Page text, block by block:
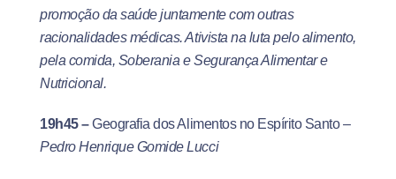
promoção da saúde juntamente com outras
racionalidades médicas. Ativista na luta pelo alimento,
pela comida, Soberania e Segurança Alimentar e
Nutricional.
19h45 –Geografia dos Alimentos no Espírito Santo –
Pedro Henrique Gomide Lucci